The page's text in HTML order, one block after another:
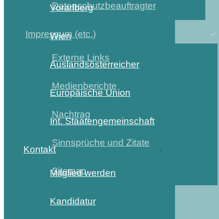
Datenschutzbeauftragter
Impressum (etc.)
Externe Links
Medienberichte
Nachtrag
Sinnsprüche und Zitate
Sitemap
Vorarlberg
Wien
Auslandsösterreicher
Europäische Union
Int. Staatengemeinschaft
Kontakt
Mitglied werden
Kandidatur